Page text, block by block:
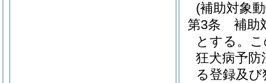
(補助対象
第3条
補助
とする。
狂犬病予防
る登録及